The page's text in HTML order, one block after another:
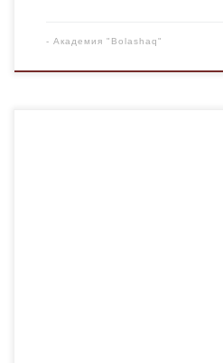
- Академия "Bolashaq"